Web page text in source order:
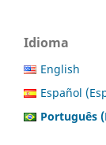
Idioma
English
Español
Português